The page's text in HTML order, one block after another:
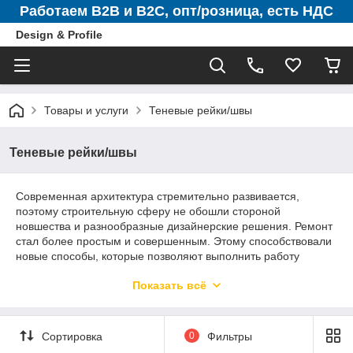
Работаем B2B и B2C, опт/розница, есть НДС
Design & Profile
Товары и услуги Теневые рейки/швы
Теневые рейки/швы
Современная архитектура стремительно развивается,
поэтому строительную сферу не обошли стороной
новшества и разнообразные дизайнерские решения. Ремонт
стал более простым и совершенным. Этому способствовали
новые способы, которые позволяют выполнить работу
новшеств является профиль теневой шов (теневая рейка) –
для стен и потолка.
Показать всё
Сортировка 0 Фильтры